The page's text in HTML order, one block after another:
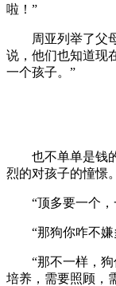
啦！”
周亚列举了父母
说，他们也知道现
一个孩子。”
也不单单是钱的
烈的对孩子的憧憬。
“顶多要一个，
“那狗你咋不嫌
“那不一样，狗
培养，需要照顾，